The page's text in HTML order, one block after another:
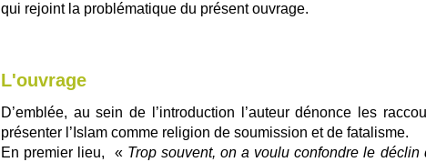
qui rejoint la problématique du présent ouvrage.
L'ouvrage
D’emblée, au sein de l’introduction l’auteur dénonce les
présenter l’Islam comme religion de soumission et de fatalisme.
En premier lieu, « Trop souvent, on a voulu confondre le déclin